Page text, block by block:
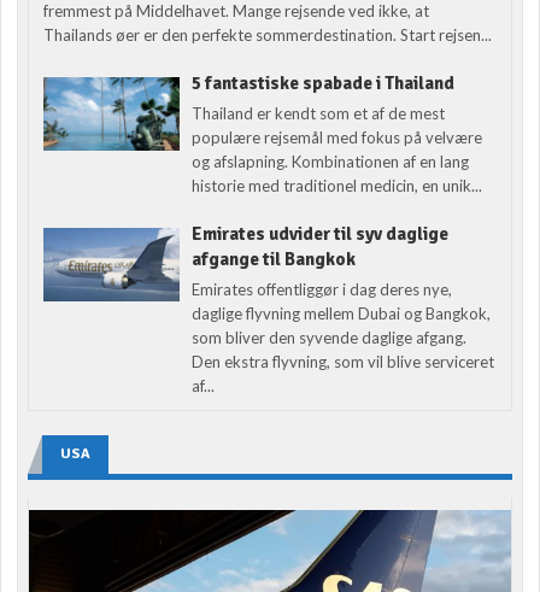
fremmest på Middelhavet. Mange rejsende ved ikke, at
Thailands øer er den perfekte sommerdestination. Start rejsen...
5 fantastiske spabade i Thailand
Thailand er kendt som et af de mest
populære rejsemål med fokus på velvære
og afslapning. Kombinationen af en lang
historie med traditionel medicin, en unik...
Emirates udvider til syv daglige
afgange til Bangkok
Emirates offentliggør i dag deres nye,
daglige flyvning mellem Dubai og Bangkok,
som bliver den syvende daglige afgang.
Den ekstra flyvning, som vil blive serviceret
af...
USA